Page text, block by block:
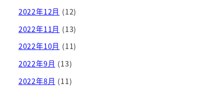
2022年12月 (12)
2022年11月 (13)
2022年10月 (11)
2022年9月 (13)
2022年8月 (11)